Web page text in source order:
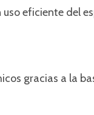
eficiente del
gracias a la